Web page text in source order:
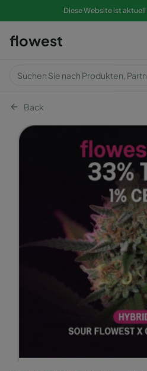
Diese Website ist
flowest
Back